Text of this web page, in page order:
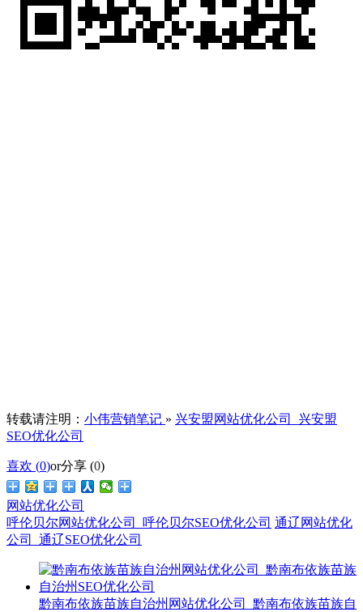
转载请注明： 小伟营销笔记 » 兴安盟网站优化公司_兴安盟
SEO优化公司
喜欢 (0)or分享 (0)
网站优化公司
呼伦贝尔网站优化公司_呼伦贝尔SEO优化公司 通辽网站优化
公司_通辽SEO优化公司
黔南布依族苗族自治州网站优化公司_黔南布依族苗族自